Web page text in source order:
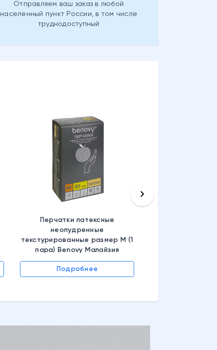
Отправляем ваш заказ в любой
населенный пункт России, в том числе
труднодоступный
Перчатки латексные
неопудренные
текстурированные размер M (1
пара) Benovy Малайзия
Подробнее
keyboard_arrow_right